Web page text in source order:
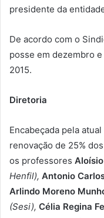
presidente da
De acordo com o
posse em dezembro e
2015.
Diretoria
Encabeçada pela
renovação de 25%
os professores
Henfil), Antonio
Arlindo Moreno
(Sesi), Célia Regina